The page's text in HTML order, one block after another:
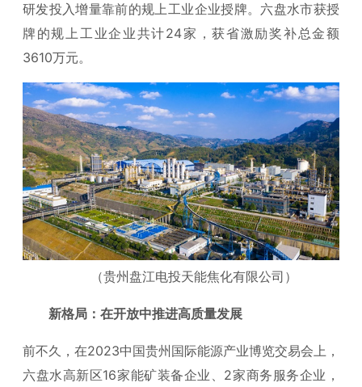
研发投入增量靠前的规上工业企业授牌。六盘水市获授
牌的规上工业企业共计24家，获省激励奖补总金额
3610万元。
（贵州盘江电投天能焦化有限公司）
新格局：在开放中推进高质量发展
前不久，在2023中国贵州国际能源产业博览交易会上，
六盘水高新区16家能矿装备企业、2家商务服务企业，